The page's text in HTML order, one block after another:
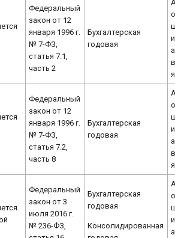
Федеральный
закон от 12
января 1996 г.
№ 7-ФЗ,
статья 7.1,
часть 2
Бухгалтерская
годовая
Федеральный
закон от 12
января 1996 г.
№ 7-ФЗ,
статья 7.2,
часть 8
Бухгалтерская
годовая
Федеральный
закон от 3
июля 2016 г.
№ 236-ФЗ,
Бухгалтерская
годовая
Консолидированная